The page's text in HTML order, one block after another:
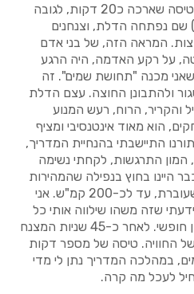
כשהגיע הזמן עלינו למטוס, לטיסה שארכה כ20 דקות, לגובה
4.3 קילומטר) שם נפתחה הדלת, וצנחנים
המראה הזה, של בני אדם
על רקע האדמה, היה הרגע
מכנה "תחושת שמים". זה
ולהתבונן החוצה. עצם הדלת
והקריר, הרוח, רעש המנוע
הוא מאוד אינטנסיבי ומציף
התיישבתי בהנחיית המדריך,
התרגשות, לקחתי נשימה
היינו בחוץ בנפילה שהמהירות
שלה מתגברת עם כל שנייה שעוברת, עד לכ-200 קמ"ש. אני
שזה משהו שילווה אותי כל
החיים, ושאני רוצה להיות צנחן חופשי. לאחר כ-45 שניות המצנח
החוויה. טיסה של מספר דקות
במהלכה המדריך נתן לי מדי
לעכל מה קרה.